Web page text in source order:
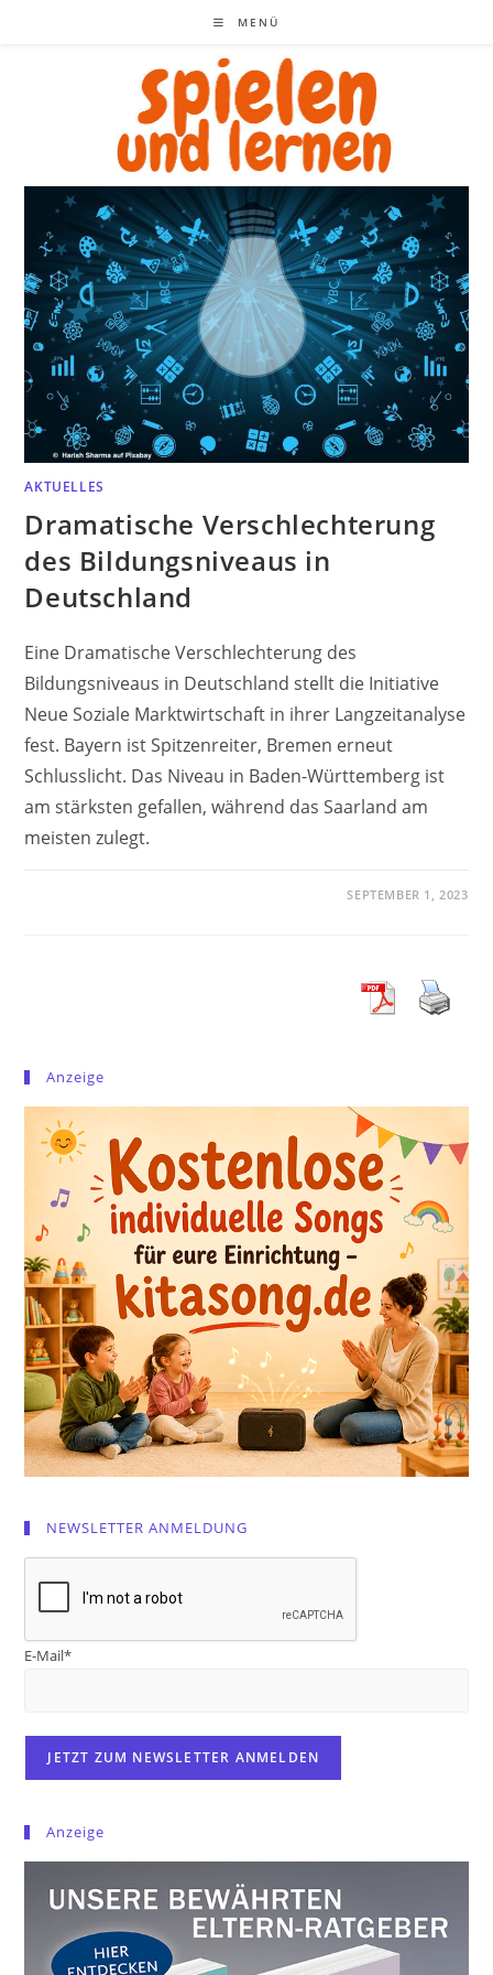
MENÜ
AKTUELLES
Dramatische Verschlechterung
des Bildungsniveaus in
Deutschland
Eine Dramatische Verschlechterung des
Bildungsniveaus in Deutschland stellt die Initiative
Neue Soziale Marktwirtschaft in ihrer Langzeitanalyse
fest. Bayern ist Spitzenreiter, Bremen erneut
Schlusslicht. Das Niveau in Baden-Württemberg ist
am stärksten gefallen, während das Saarland am
meisten zulegt.
SEPTEMBER 1, 2023
Anzeige
NEWSLETTER ANMELDUNG
E-Mail*
Anzeige